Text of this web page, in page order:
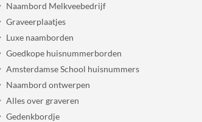
Naambord Melkveebedrijf
Graveerplaatjes
Luxe naamborden
Goedkope huisnummerborden
Amsterdamse School huisnummers
Naambord ontwerpen
Alles over graveren
Gedenkbordje